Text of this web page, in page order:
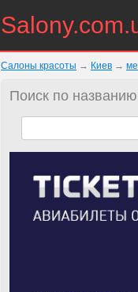
Салоны красоты → Киев →
Поиск по названию